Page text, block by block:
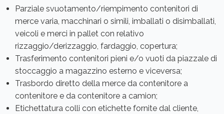
Parziale svuotamento/riempimento contenitori di
merce varia, macchinari o simili, imballati o disimballati,
veicoli e merci in pallet con relativo
rizzaggio/derizzaggio, fardaggio, copertura;
Trasferimento contenitori pieni e/o vuoti da piazzale di
stoccaggio a magazzino esterno e viceversa;
Trasbordo diretto della merce da contenitore a
contenitore e da contenitore a camion;
Etichettatura colli con etichette fornite dal cliente,